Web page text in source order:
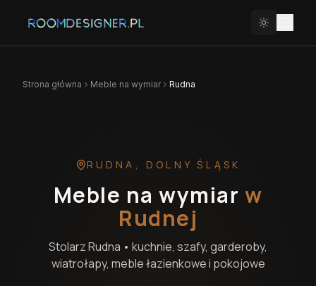
Strona główna Meble na wymiar Rudna
RUDNA , DOLNY ŚLĄSK
Meble na wymiar w
Rudnej
StolarzRudna • kuchnie, szafy, garderoby,
wiatrołapy, meble łazienkowe i pokojowe